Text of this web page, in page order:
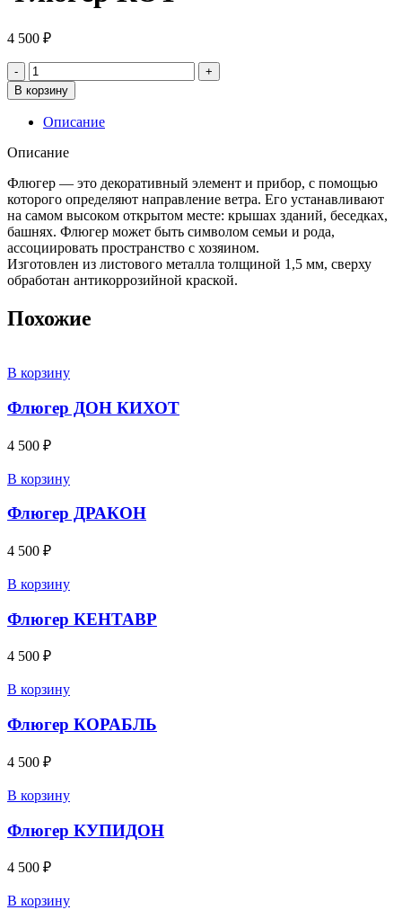
4 500 ₽
Количество
товара
Флюгер
КОТ
В корзину
Описание
Описание
Флюгер — это декоративный элемент и прибор, с помощью
которого определяют направление ветра. Его устанавливают
на самом высоком открытом месте: крышах зданий, беседках,
башнях. Флюгер может быть символом семьи и рода,
ассоциировать пространство с хозяином.
Изготовлен из листового металла толщиной 1,5 мм, сверху
обработан антикоррозийной краской.
Похожие
В корзину
Флюгер ДОН КИХОТ
4 500 ₽
В корзину
Флюгер ДРАКОН
4 500 ₽
В корзину
Флюгер КЕНТАВР
4 500 ₽
В корзину
Флюгер КОРАБЛЬ
4 500 ₽
В корзину
Флюгер КУПИДОН
4 500 ₽
В корзину